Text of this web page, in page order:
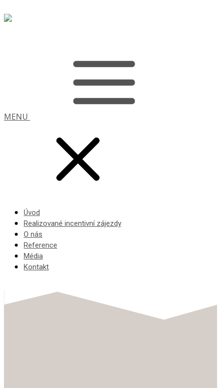
MENU
Úvod
Realizované incentivní zájezdy
O nás
Reference
Média
Kontakt